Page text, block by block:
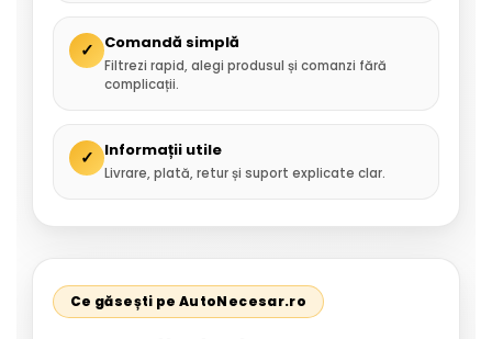
✓ Comandă simplă
Filtrezi rapid, alegi produsul și comanzi fără
complicații.
✓ Informații utile
Livrare, plată, retur și suport explicate clar.
Ce găsești pe AutoNecesar.ro